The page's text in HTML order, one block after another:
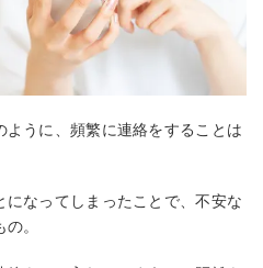
うに、頻繁に連絡をすることは
なってしまったことで、不安な
。